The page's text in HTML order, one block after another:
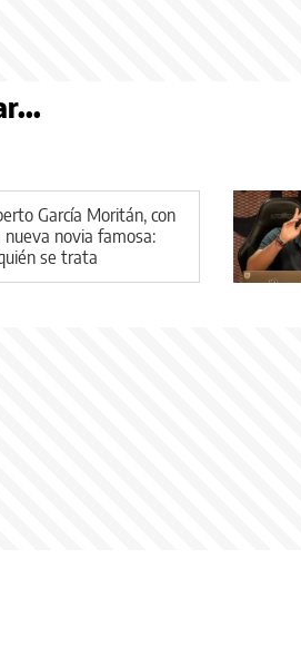
García Moritán, con
nueva novia famosa:
se trata